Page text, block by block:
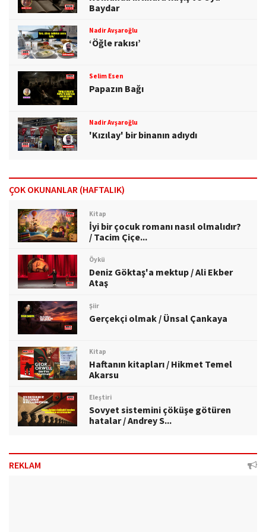
Baydar
Nadir Avşaroğlu
‘Öğle rakısı’
Selim Esen
Papazın Bağı
Nadir Avşaroğlu
'Kızılay' bir binanın adıydı
ÇOK OKUNANLAR (HAFTALIK)
Kitap
İyi bir çocuk romanı nasıl olmalıdır?
/ Tacim Çiçe...
Öykü
Deniz Göktaş'a mektup / Ali Ekber
Ataş
Şiir
Gerçekçi olmak / Ünsal Çankaya
Kitap
Haftanın kitapları / Hikmet Temel
Akarsu
Eleştiri
Sovyet sistemini çöküşe götüren
hatalar / Andrey S...
REKLAM